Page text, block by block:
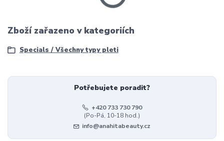
Zboží zařazeno v kategoriích
Specials / Všechny typy pleti
Potřebujete poradit?
+420 733 730 790
(Po-Pá, 10-18 hod.)
info@anahitabeauty.cz